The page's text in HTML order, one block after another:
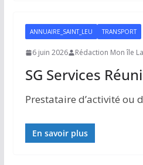
ANNUAIRE_SAINT_LEU TRANSPORT
6 juin 2026 Rédaction Mon île
SG Services
Prestataire d’activité ou
En savoir plus